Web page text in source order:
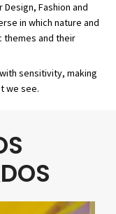
Fashion and
in which nature and
themes and their
sensitivity, making
we see.